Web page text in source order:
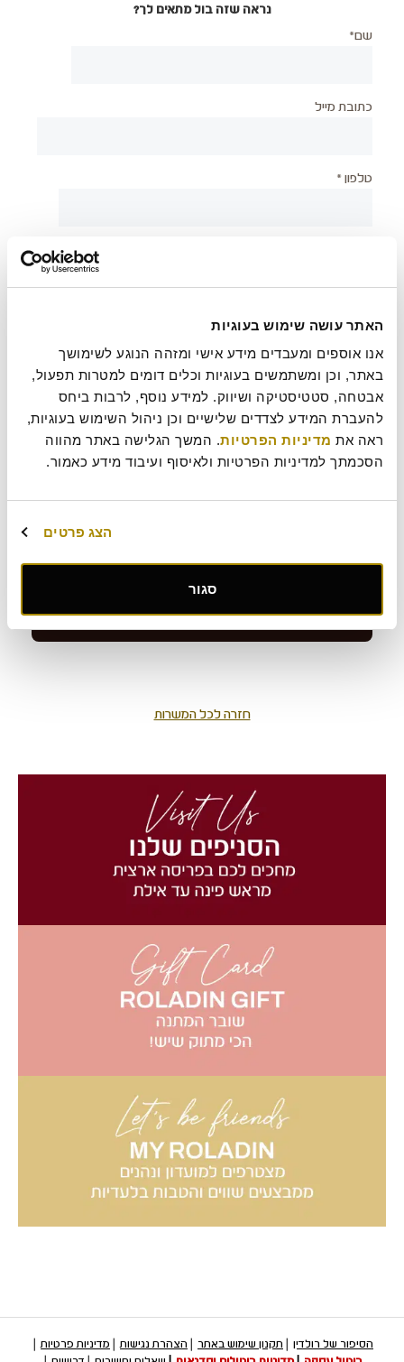
האתר עושה שימוש בעוגיות
ראה את מדיניות הפרטיות
הסכמתך למדיניות הפרטיות ולאיסוף ועיבוד מידע כאמור.
הצג פרטים
סגור
נראה שזה בול מתאים לך?
שם*
כתובת מייל
טלפון *
צירוף קובץ
בעת שליחת טופס זה אני מאשר/ת כי קראתי אתמדיניות
עוד משהו נחמד שכדאי שנדע עלייך?
חזרה לכל המשרות
הסיפור של רולדין תקנון שימוש באתר הצהרת נגישות
מדיניות פרטיות